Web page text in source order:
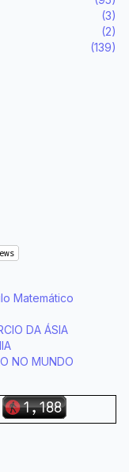
(3)
(2)
(139)
Matemático
DA ÁSIA
NO MUNDO